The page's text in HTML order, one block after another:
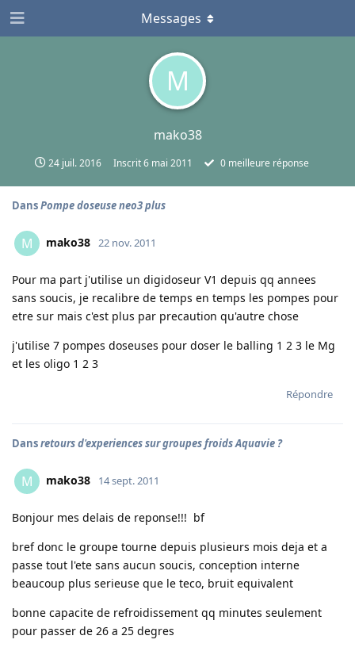
M
mako38
24 juil. 2016 Inscrit6 mai 2011 0meilleure réponse
Messages
DansPompe doseuse neo3 plus
M mako38 22 nov. 2011
Pour ma part j'utilise un digidoseur V1 depuis qq annees
sans soucis, je recalibre de temps en temps les pompes pour
etre sur mais c'est plus par precaution qu'autre chose
j'utilise 7 pompes doseuses pour doser le balling 1 2 3 le Mg
et les oligo 1 2 3
Répondre
Dansretours d'experiences sur groupes froids Aquavie ?
M mako38 14 sept. 2011
Bonjour mes delais de reponse!!! bf
bref donc le groupe tourne depuis plusieurs mois deja et a
passe tout l'ete sans aucun soucis, conception interne
beaucoup plus serieuse que le teco, bruit equivalent
bonne capacite de refroidissement qq minutes seulement
pour passer de 26 a 25 degres